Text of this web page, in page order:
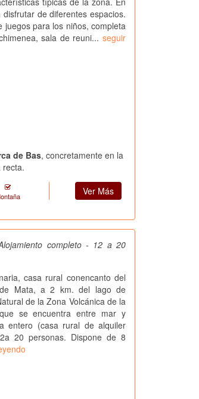
de diferentes espacios.
juegos para los niños, completa
sala de reuni... seguir
de Bas, concretamente en la
recta.
Ver Más
completo - 12 a 20
casa rural conencanto del
Mata, a 2 km. del lago de
de la Zona Volcánica de la
se encuentra entre mar y
entero (casa rural de alquiler
20 personas. Dispone de 8